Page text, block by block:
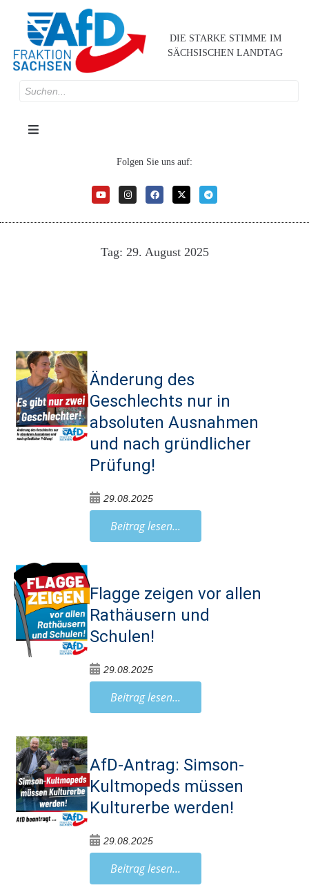
DIE STARKE STIMME IM
SÄCHSISCHEN LANDTAG
Folgen Sie uns auf:
Tag: 29. August 2025
Änderung des
Geschlechts nur in
absoluten Ausnahmen
und nach gründlicher
Prüfung!
29.08.2025
Beitrag lesen...
Flagge zeigen vor allen
Rathäusern und
Schulen!
29.08.2025
Beitrag lesen...
AfD-Antrag: Simson-
Kultmopeds müssen
Kulturerbe werden!
29.08.2025
Beitrag lesen...